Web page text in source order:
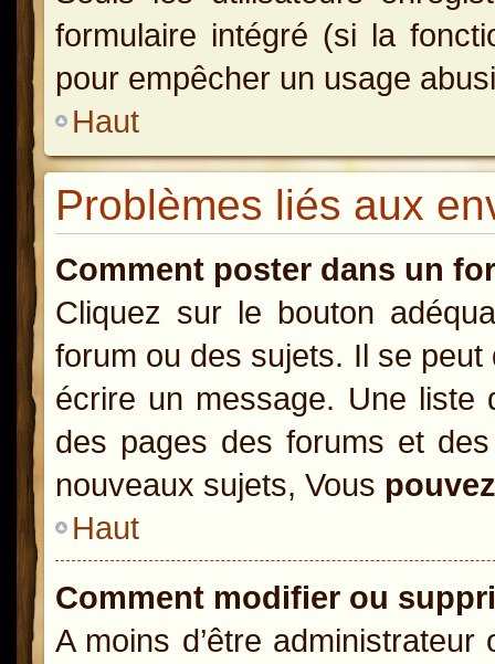
formulaire intégré (si la
pour empêcher un usage
Haut
Problèmes liés aux
Comment poster dans un
Cliquez sur le bouton
forum ou des sujets. Il se
écrire un message. Une liste
des pages des forums et
nouveaux sujets, Vous pouvez
Haut
Comment modifier ou
A moins d’être